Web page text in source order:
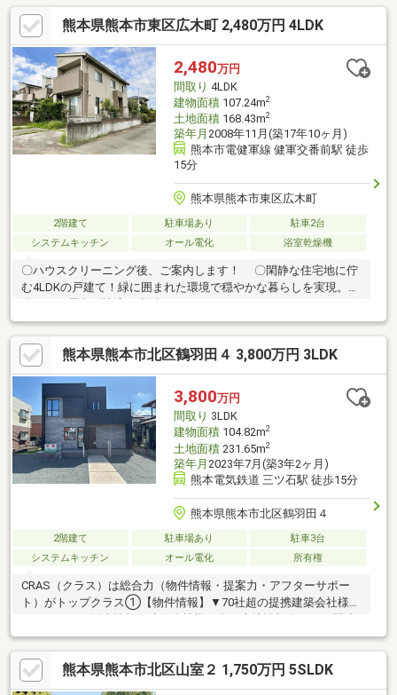
りある家族の暮らしを実現。〈南庭付き〉家族でガーデニングや
趣味の時間を存分に楽しめます。【内覧ツアー】 熊本県全域の気
になる物件を全て弊社でまとめてご内覧いただけます水曜日や１
８時以降、お仕事終わりの内覧も柔軟に対応！物件選びからお引
渡しまで『ハウスドゥ熊本桜町』が全力でサポートします
熊本県熊本市東区広木町 2,480万円 4LDK
2,480万円
間取り 4LDK
建物面積107.24m2
土地面積168.43m2
築年月 2008年11月(築17年10ヶ月)
熊本市電健軍線 健軍交番前駅 徒歩
15分
熊本県熊本市東区広木町
2階建て 駐車場あり
駐車2台
システムキッチン
オール電化 浴室乾燥機
〇ハウスクリーニング後、ご案内します！ 〇閑静な住宅地に佇
む4LDKの戸建て！緑に囲まれた環境で穏やかな暮らしを実現。
ヒーター完備。 〇日当たり・通風良好で、心地よい空間を提供し
ます。 〇浴室には窓と浴室乾燥機！快適なバスタイムをお楽しみ
ください。 〇花火大会鑑賞ができるバルコニー付き！特別な時間
を演出します。 〇即入居可！新しい生活をすぐにスタートできま
す！
熊本県熊本市北区鶴羽田４ 3,800万円 3LDK
3,800万円
間取り 3LDK
建物面積104.82m2
土地面積231.65m2
築年月 2023年7月(築3年2ヶ月)
熊本電気鉄道 三ツ石駅 徒歩15分
熊本県熊本市北区鶴羽田４
2階建て 駐車場あり
駐車3台
システムキッチン
オール電化 所有権
CRAS（クラス）は総合力（物件情報・提案力・アフターサポー
ト）がトップクラス①【物件情報】▼70社超の提携建築会社様モ
会社の新着・未公開物件情報②【提案力】▼住宅ローン金融機関
様の比較や住宅ローンの審査のコツも把握！▼後悔しないための
ライフプランシミュレーションFPへの家計の見直し相談も可能！
【アフターサポート】▼税金面等のアドバイス資金贈与（援助）
熊本県熊本市北区山室２ 1,750万円 5SLDK